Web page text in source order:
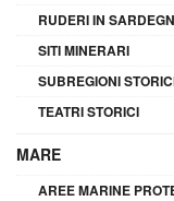
RUDERI IN
SITI MINERARI
SUBREGIONI
TEATRI STORICI
MARE
AREE MARINE